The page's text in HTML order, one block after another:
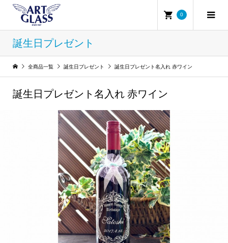
0
誕生日プレゼント
全商品一覧 誕生日プレゼント 誕生日プレゼント名入れ 赤ワイン
誕生日プレゼント名入れ 赤ワイン